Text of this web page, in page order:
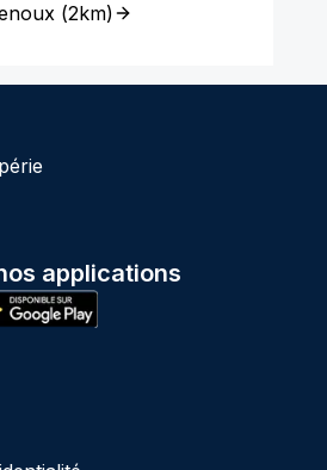
(2km)
applications